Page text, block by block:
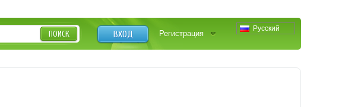
Русский
ВХОД Регистрация
ПОИСК